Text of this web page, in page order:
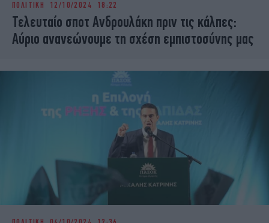
iBOOKS
OSCARS
THE OCEAN
MEDIA
ELAMEFORA
NEWSLETTER
ΠΟΛΙΤΙΚΗ 12/10/2024 18:22
Τελευταίο σποτ Ανδρουλάκη πριν τις κάλπες:
Αύριο ανανεώνουμε τη σχέση εμπιστοσύνης μας